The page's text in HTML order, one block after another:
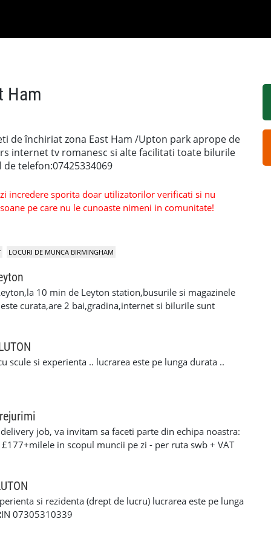
Ham
de închiriat zona East Ham /Upton park aprope de
internet tv romanesc si alte facilitati toate bilurile
telefon:07425334069
incredere sporita doar utilizatorilor verificati si nu
pe care nu le cunoaste nimeni in comunitate!
LOCURI DE MUNCA BIRMINGHAM
10 min de Leyton station,busurile si magazinele
curata,are 2 bai,gradina,internet si bilurile sunt
cuplu linistit,serios si muncitor. Pentru mai multe
scule si experienta .. lucrarea este pe lunga durata ..
job, va invitam sa faceti parte din echipa noastra:
in scopul muncii pe zi - per ruta swb + VAT
in scopul muncii pe zi per ruta lwb + VAT pentru
de ani •1 an experienta pe permis •cazier curat -
•posibilitatea sa treceti un test drog si alcool
pe zi) - contract de munca pe o perioada
- van oferit de firma contra cost( in cazul in care nu
si rezidenta (drept de lucru) lucrarea este pe lunga
07305310339